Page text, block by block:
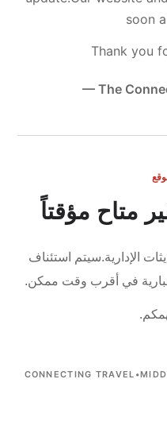
soon
Thank you
— The
متاح مؤقتاً
الإدارية.سيتم استئناف
في أقرب وقت ممكن.
CONNECTING TRAVEL •